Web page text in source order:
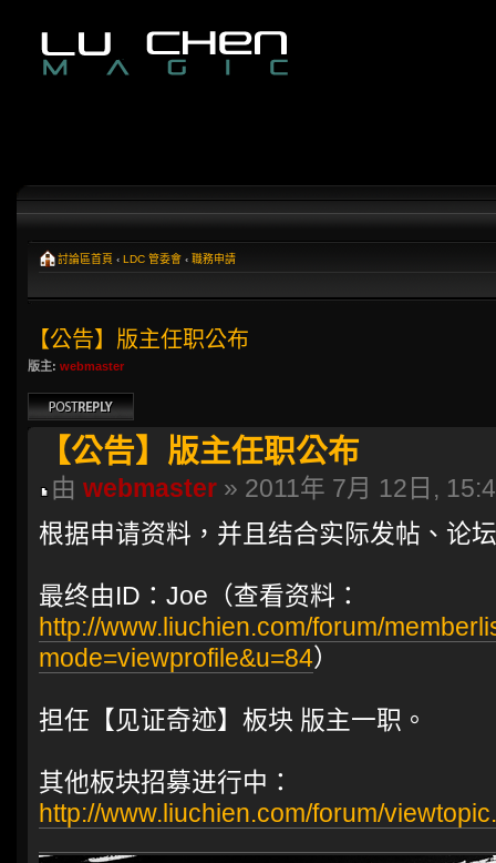
討論區首頁 ‹ LDC 管委會 ‹ 職務申請
【公告】版主任职公布
版主: webmaster
發表回覆
【公告】版主任职公布
由 webmaster » 2011年 7月 12日,
根据申请资料，并且结合实际发帖、论
最终由ID：Joe（查看资料：
http://www.liuchien.com/forum/
mode=viewprofile&u=84）
担任【见证奇迹】板块 版主一职。
其他板块招募进行中：
http://www.liuchien.com/forum/